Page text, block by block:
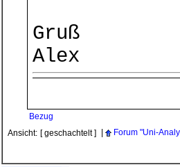
Gruß
Alex
Bezug
Ansicht: [ geschachtelt ] Forum "Uni-